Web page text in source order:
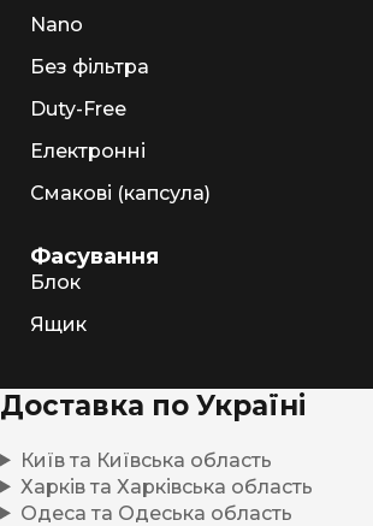
Nano
Без фільтра
Duty-Free
Електронні
Смакові (капсула)
Фасування
Блок
Ящик
Доставка по Україні
Київ та Київська область
Харків та Харківська область
Одеса та Одеська область